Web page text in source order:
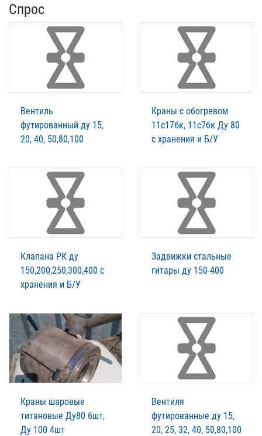
Спрос
Вентиль
футированный ду 15,
20, 40, 50,80,100
Краны с обогревом
11с17бк, 11с7бк Ду 80
с хранения и Б/У
Клапана РК ду
150,200,250,300,400 с
хранения и Б/У
Задвижки стальные
гитары ду 150-400
Краны шаровые
титановые Ду80 6шт,
Ду 100 4шт
Вентиля
футированные ду 15,
20, 25, 32, 40, 50,80,100